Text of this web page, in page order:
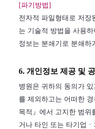
[파기방법]
전자적 파일형태로 저장
는 기술적 방법을 사용
정보는 분쇄기로 분쇄하
6. 개인정보 제공 및
병원은 귀하의 동의가
를 제외하고는 어떠한
목적』에서 고지한 범위
거나 타인 또는 타기업